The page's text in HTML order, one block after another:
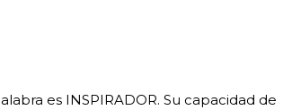
es INSPIRADOR. Su capacidad de